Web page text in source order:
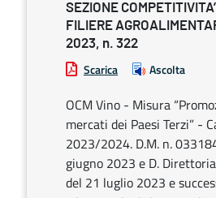
SEZIONE
FILIERE
2023, n. 322
Scarica Ascolta
OCM Vino - Misura
mercati dei Paesi Terzi” -
2023/2024. D.M. n.
giugno 2023 e D.
del 21 luglio 2023 e